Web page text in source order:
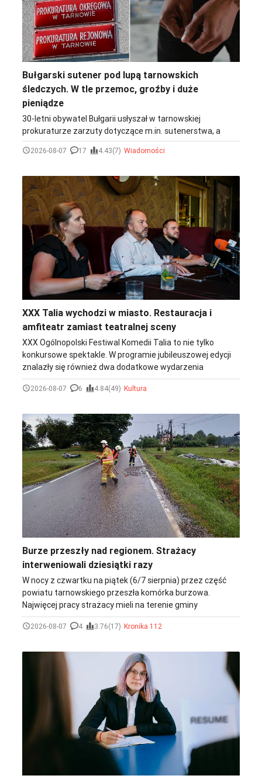
Bułgarski sutener pod lupą tarnowskich
śledczych. W tle przemoc, groźby i duże
pieniądze
30-letni obywatel Bułgarii usłyszał w tarnowskiej
prokuraturze zarzuty dotyczące m.in. sutenerstwa, a
także stosowania przemocy, umyślnego spowodowania
ciężkiego uszczerbku na zdrowiu i bezprawnego
mężczyzna czerpał stałe dochody z prostytucji, w którą
miały być zaangażowane dwie kobiety - Polka
(mieszkanka Podkarpacia) oraz obywatelka Bułgarii.
2026-08-07 17 4.43(7) Wiadomości
XXX Talia wychodzi w miasto. Restauracja i
amfiteatr zamiast teatralnej sceny
XXX Ogólnopolski Festiwal Komedii Talia to nie tylko
konkursowe spektakle. W programie jubileuszowej edycji
znalazły się również dwa dodatkowe wydarzenia
towarzyszące - przedpremierowe pokazy spektakli „Edith.
Życie na różowo” i „Być jak Krawczyk”. Oba zostaną
siedzibą Teatru im. L. Solskiego. „Edith. Życie na różowo”
będzie można zobaczyć w restauracji Aurora, gdzie
spektakl połączony zostanie z kolacją. Z kolei „Być jak
Krawczyk” wybrzmi w tarnowskim amfiteatrze.
2026-08-07 6 4.84(49) Kultura
Burze przeszły nad regionem. Strażacy
interweniowali dziesiątki razy
W nocy z czwartku na piątek (6/7 sierpnia) przez część
powiatu tarnowskiego przeszła komórka burzowa.
Najwięcej pracy strażacy mieli na terenie gminy
Ciężkowice, gdzie interweniowali ponad 20 razy.
2026-08-07 4 3.76(17) Kronika 112